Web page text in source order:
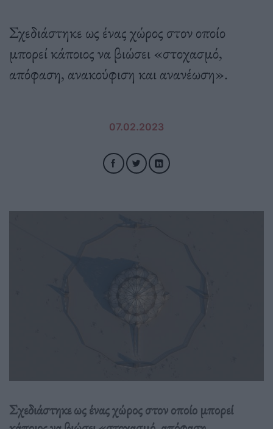
Σχεδιάστηκε ως ένας χώρος στον οποίο
μπορεί κάποιος να βιώσει «στοχασμό,
απόφαση, ανακούφιση και ανανέωση».
07.02.2023
Σχεδιάστηκε ως ένας χώρος στον οποίο μπορεί